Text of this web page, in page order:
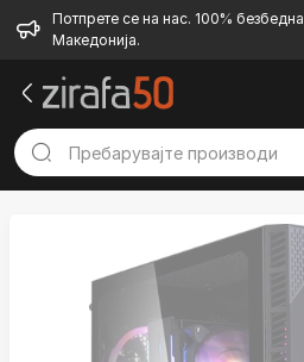
Потпрете се на нас. 100%
Македонија.